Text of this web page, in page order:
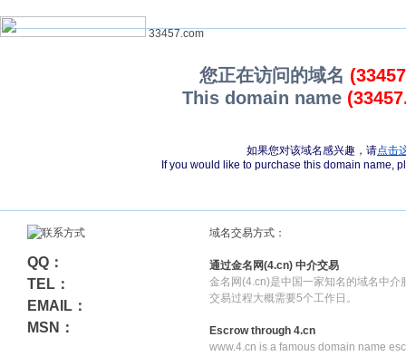
33457.com
您正在访问的域名
This domain name
如果您对该域名感兴趣，请点击
If you would like to purchase this domain name,
QQ：
TEL：
EMAIL：
MSN：
域名交易方式：
通过金名网(4.cn) 中介交易
金名网(4.cn)是中国一家知名的域名中介
交易过程大概需要5个工作日。
Escrow through 4.cn
www.4.cn is a famous domain name